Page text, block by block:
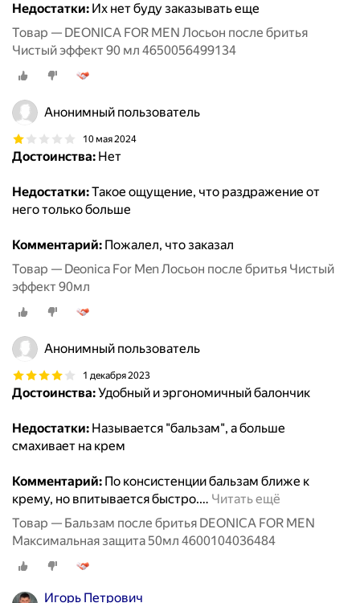
Недостатки: Их нет буду заказывать еще
Товар — DEONICA FOR MEN Лосьон после бритья
Чистый эффект 90 мл 4650056499134
Анонимный пользователь
10 мая 2024
Достоинства: Нет
Недостатки:Такое ощущение, что раздражение от
него только больше
Комментарий: Пожалел, что заказал
Товар — Deonica For Men Лосьон после бритья Чистый
эффект 90мл
Анонимный пользователь
1 декабря 2023
Достоинства:Удобный и эргономичный балончик
Недостатки: Называется "бальзам", а больше
смахивает на крем
Комментарий: По консистенции бальзам ближе к
крему, но впитывается быстро.… Читать ещё
Товар — Бальзам после бритья DEONICA FOR MEN
Максимальная защита 50мл 4600104036484
Игорь Петрович